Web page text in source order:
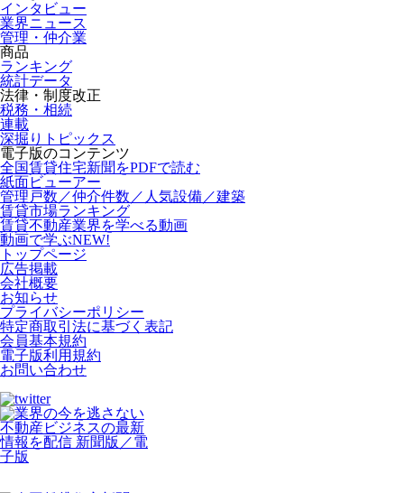
インタビュー
業界ニュース
管理・仲介業
商品
ランキング
統計データ
法律・制度改正
税務・相続
連載
深掘りトピックス
電子版のコンテンツ
全国賃貸住宅新聞をPDFで読む
紙面ビューアー
管理戸数／仲介件数／人気設備／建築
賃貸市場ランキング
賃貸不動産業界を学べる動画
動画で学ぶNEW!
トップページ
広告掲載
会社概要
お知らせ
プライバシーポリシー
特定商取引法に基づく表記
会員基本規約
電子版利用規約
お問い合わせ